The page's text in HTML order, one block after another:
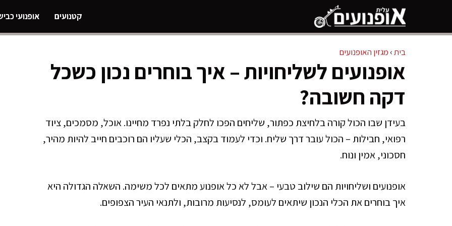
קטנועים אופנועי
בית› מגזין האופנועים
אופנועים לשליחויות – איך בוחרים נכון כשכל
דקה חשובה?
בעידן שבו הכול קורה בלחיצת כפתור, שליחים הפכו לחלק בלתי נפרד מחיינו. אוכל, מסמכים, ציוד
רפואי, חבילות – הכול עובר דרך שליח. וכדי לעמוד בקצב, הכלי שעליו הם רוכבים חייב להיות מהיר,
חסכוני, אמין ונוח.
אופנועים ושליחויות הם שילוב טבעי – אבל לא כל אופנוע מתאים לכל משימה. השאלה הגדולה היא
איך בוחרים את הכלי הנכון שיתאים לעומס, לנסיעות מרובות, ולתנאי העיר הצפופים.